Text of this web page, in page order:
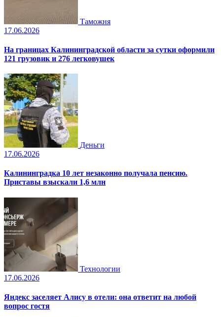
Таможня
17.06.2026
На границах Калининградской области за сутки оформили
121 грузовик и 276 легковушек
Деньги
17.06.2026
Калининградка 10 лет незаконно получала пенсию.
Приставы взыскали 1,6 млн
Технологии
17.06.2026
Яндекс заселяет Алису в отели: она ответит на любой
вопрос гостя